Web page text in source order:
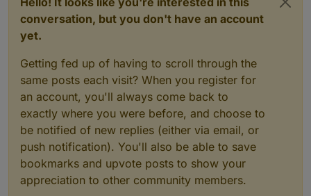
conversation, but you don't have an account
yet.
Getting fed up of having to scroll through the
same posts each visit? When you register for
an account, you'll always come back to
exactly where you were before, and choose to
be notified of new replies (either via email, or
push notification). You'll also be able to save
bookmarks and upvote posts to show your
appreciation to other community members.